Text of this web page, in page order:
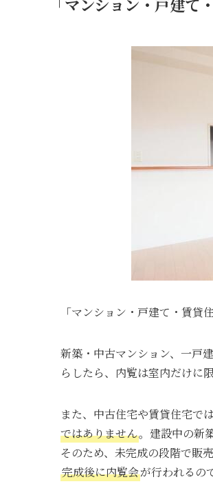
「マンション・戸建て・賃貸
新築・中古マンション、一戸
らしたら、内覧は室内だけに
また、中古住宅や賃貸住宅で
ではありません。建設中の新
そのため、未完成の段階で販
完成後に内覧会が行われるの